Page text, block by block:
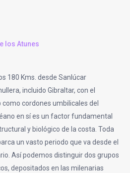
los Atunes
180 Kms. desde Sanlúcar
incluido Gibraltar, con el
cordones umbilicales del
en sí es un factor fundamental
y biológico de la costa. Toda
un vasto periodo que va desde el
Así podemos distinguir dos grupos
depositados en las milenarias